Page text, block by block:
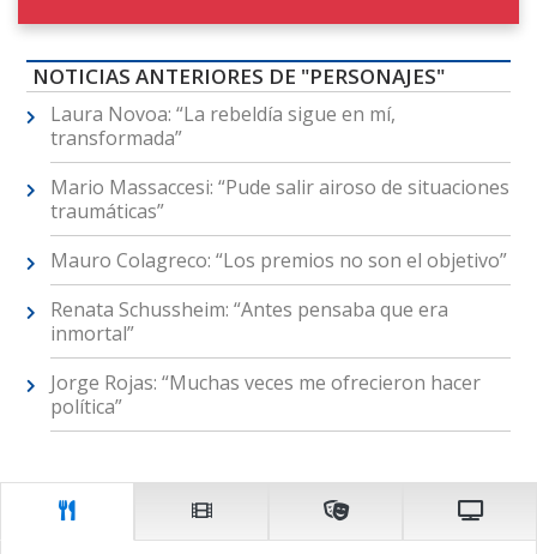
NOTICIAS ANTERIORES DE "PERSONAJES"
Laura Novoa: “La rebeldía sigue en mí,
transformada”
Mario Massaccesi: “Pude salir airoso de situaciones
traumáticas”
Mauro Colagreco: “Los premios no son el objetivo”
Renata Schussheim: “Antes pensaba que era
inmortal”
Jorge Rojas: “Muchas veces me ofrecieron hacer
política”